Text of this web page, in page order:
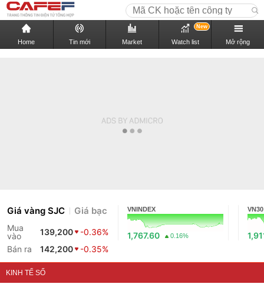
Home Tin mới Market Watch list
New
Mở rộng
Giá vàng SJC Giá bạc
Mua
vào
139,200
-0.36%
Bán ra
142,200 -0.35%
VNINDEX
1,767.60 0.16%
VN30
KINH TẾ SỐ